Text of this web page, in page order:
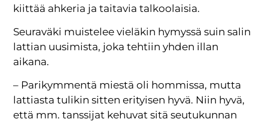
kiittää ahkeria ja taitavia talkoolaisia.
Seuraväki muistelee vieläkin hymyssä suin salin
lattian uusimista, joka tehtiin yhden illan
aikana.
– Parikymmentä miestä oli hommissa, mutta
lattiasta tulikin sitten erityisen hyvä. Niin hyvä,
että mm. tanssijat kehuvat sitä seutukunnan